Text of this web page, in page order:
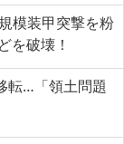
模装甲突撃を粉
を破壊！
転…「領土問題